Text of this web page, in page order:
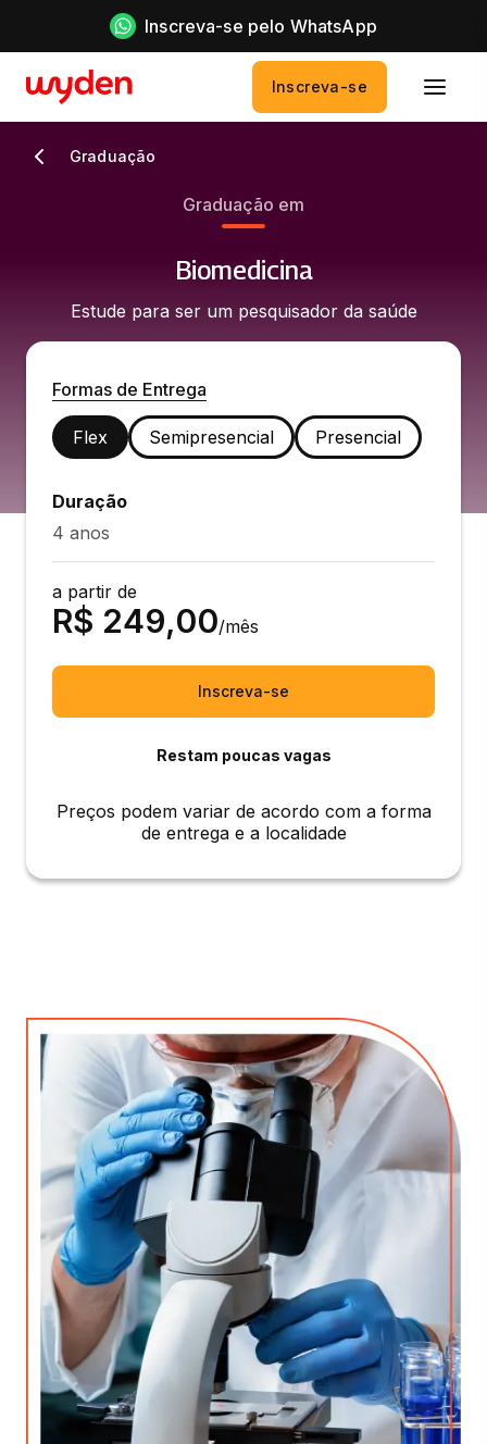
Inscreva-se pelo WhatsApp
Inscreva-se
Graduação
Graduação em
Biomedicina
Estude para ser um pesquisador da saúde
Formas de Entrega
Flex Semipresencial Presencial
Duração
4 anos
a partir de
R$ 249,00/mês
Inscreva-se
Restam poucas vagas
Preços podem variar de acordo com a forma
de entrega e a localidade